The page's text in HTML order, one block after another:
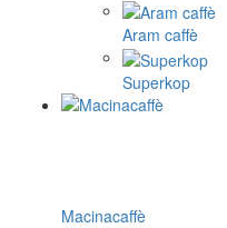
Aram caffè
Superkop
Macinacaffè